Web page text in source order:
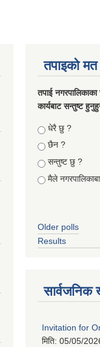
तपाइको मत
तपा‌ई नगरपालिकाका
कार्यबाट सन्तुष्ट
Choices
धेरै छु ?
छैन ?
सन्तुष्ट छु ?
मैले
Older polls
Results
सार्वजनिक
Invitation for
मिति: 05/05/